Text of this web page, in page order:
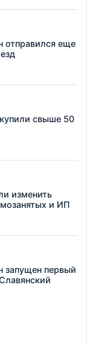
отправился еще
свыше 50
изменить
и ИП
запущен первый